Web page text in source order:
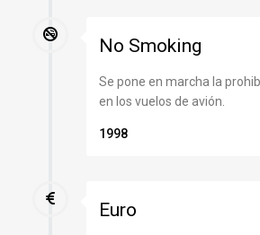
No Smoking
Se pone en marcha la
en los vuelos de avión.
1998
Euro